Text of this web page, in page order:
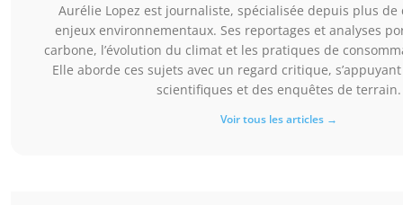
Aurélie Lopez est journaliste, spécialisée depuis plus de
enjeux environnementaux. Ses reportages et analyses
carbone, l’évolution du climat et les pratiques de
Elle aborde ces sujets avec un regard critique,
scientifiques et des enquêtes de terrain.
Voir tous les articles →